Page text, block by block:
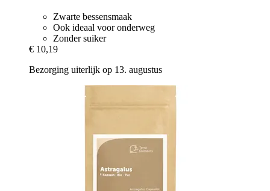
Zwarte bessensmaak
Ook ideaal voor onderweg
Zonder suiker
€ 10,19
Bezorging uiterlijk op 13. augustus